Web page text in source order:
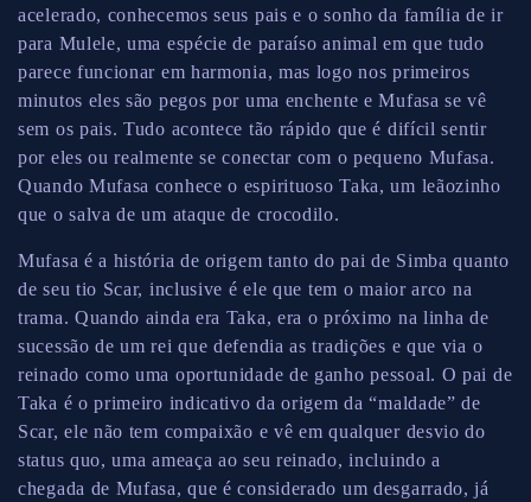
acelerado, conhecemos seus pais e o sonho da família de ir
para Mulele, uma espécie de paraíso animal em que tudo
parece funcionar em harmonia, mas logo nos primeiros
minutos eles são pegos por uma enchente e Mufasa se vê
sem os pais. Tudo acontece tão rápido que é difícil sentir
por eles ou realmente se conectar com o pequeno Mufasa.
Quando Mufasa conhece o espirituoso Taka, um leãozinho
que o salva de um ataque de crocodilo.
Mufasa é a história de origem tanto do pai de Simba quanto
de seu tio Scar, inclusive é ele que tem o maior arco na
trama. Quando ainda era Taka, era o próximo na linha de
sucessão de um rei que defendia as tradições e que via o
reinado como uma oportunidade de ganho pessoal. O pai de
Taka é o primeiro indicativo da origem da “maldade” de
Scar, ele não tem compaixão e vê em qualquer desvio do
status quo, uma ameaça ao seu reinado, incluindo a
chegada de Mufasa, que é considerado um desgarrado, já